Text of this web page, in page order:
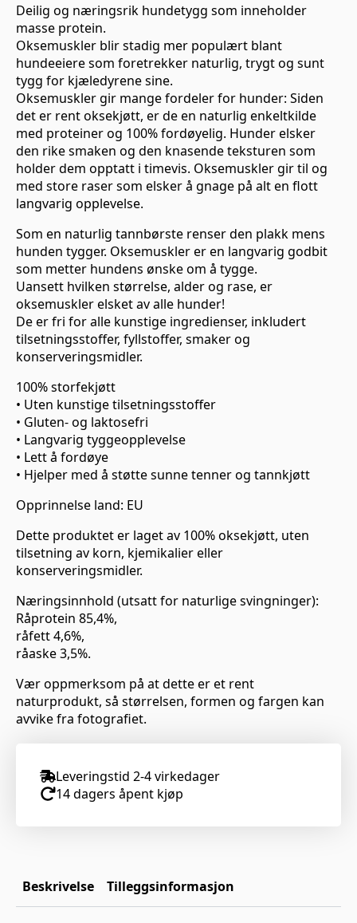
Deilig og næringsrik hundetygg som inneholder
masse protein.
Oksemuskler blir stadig mer populært blant
hundeeiere som foretrekker naturlig, trygt og sunt
tygg for kjæledyrene sine.
Oksemuskler gir mange fordeler for hunder: Siden
det er rent oksekjøtt, er de en naturlig enkeltkilde
med proteiner og 100% fordøyelig. Hunder elsker
den rike smaken og den knasende teksturen som
holder dem opptatt i timevis. Oksemuskler gir til og
med store raser som elsker å gnage på alt en flott
langvarig opplevelse.
Som en naturlig tannbørste renser den plakk mens
hunden tygger. Oksemuskler er en langvarig godbit
som metter hundens ønske om å tygge.
Uansett hvilken størrelse, alder og rase, er
oksemuskler elsket av alle hunder!
De er fri for alle kunstige ingredienser, inkludert
tilsetningsstoffer, fyllstoffer, smaker og
konserveringsmidler.
100% storfekjøtt
• Uten kunstige tilsetningsstoffer
• Gluten- og laktosefri
• Langvarig tyggeopplevelse
• Lett å fordøye
• Hjelper med å støtte sunne tenner og tannkjøtt
Opprinnelse land: EU
Dette produktet er laget av 100% oksekjøtt, uten
tilsetning av korn, kjemikalier eller
konserveringsmidler.
Næringsinnhold (utsatt for naturlige svingninger):
Råprotein 85,4%,
råfett 4,6%,
råaske 3,5%.
Vær oppmerksom på at dette er et rent
naturprodukt, så størrelsen, formen og fargen kan
avvike fra fotografiet.
Leveringstid 2-4 virkedager
14 dagers åpent kjøp
Beskrivelse Tilleggsinformasjon